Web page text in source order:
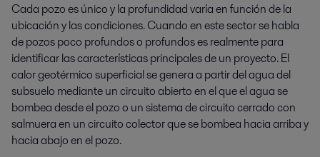
Cada pozo es único y la profundidad varía en función de la
ubicación y las condiciones. Cuando en este sector se habla
de pozos poco profundos o profundos es realmente para
identificar las características principales de un proyecto. El
calor geotérmico superficial se genera a partir del agua del
subsuelo mediante un circuito abierto en el que el agua se
bombea desde el pozo o un sistema de circuito cerrado con
salmuera en un circuito colector que se bombea hacia arriba y
hacia abajo en el pozo.